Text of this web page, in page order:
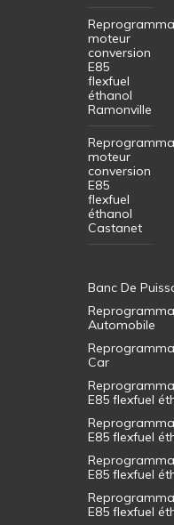
moteur
conversion
E85
flexfuel
éthanol
Ramonville
moteur
conversion
E85
flexfuel
éthanol
Castanet
Banc De
Automobile
Car
E85 flexfuel
E85 flexfuel
E85 flexfuel
E85 flexfuel